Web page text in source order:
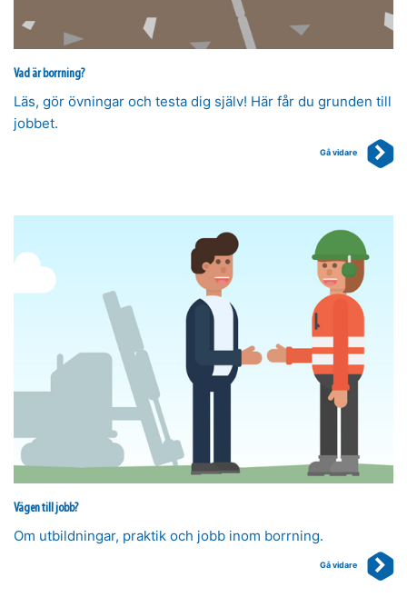
Vad är borrning?
Läs, gör övningar och testa dig själv! Här får du grunden till
jobbet.
Gå vidare
Vägen till jobb?
Om utbildningar, praktik och jobb inom borrning.
Gå vidare